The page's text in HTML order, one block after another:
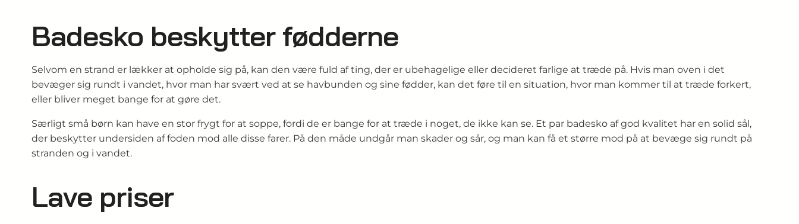
Badesko beskytter fødderne
Selvom en strand er lækker at opholde sig på, kan den være fuld af ting, der er ubehagelige eller decideret farlige at træde på. Hvis man oven i det
bevæger sig rundt i vandet, hvor man har svært ved at se havbunden og sine fødder, kan det føre til en situation, hvor man kommer til at træde forkert,
eller bliver meget bange for at gøre det.
Særligt små børn kan have en stor frygt for at soppe, fordi de er bange for at træde i noget, de ikke kan se. Et par badesko af god kvalitet har en solid sål,
der beskytter undersiden af foden mod alle disse farer. På den måde undgår man skader og sår, og man kan få et større mod på at bevæge sig rundt på
stranden og i vandet.
Lave priser